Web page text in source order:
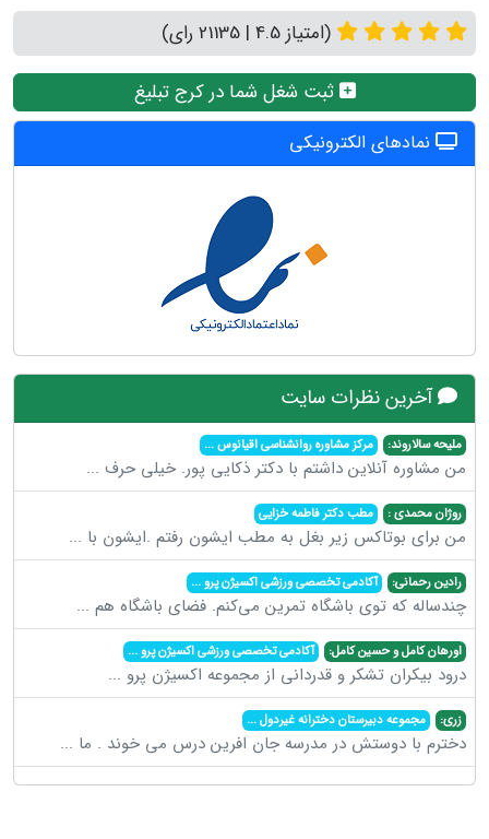
(امتیاز 4.5 | 21135 رای)
ثبت شغل شما در کرج تبلیغ
نمادهای الکترونیکی
آخرین نظرات سایت
ملیحه سالاروند: مرکز مشاوره روانشناسی اقیانوس...
من مشاوره آنلاین داشتم با دکتر ذکایی پور. خیلی حرف ...
روژان محمدی : مطب دکتر فاطمه خزایی
من برای بوتاکس زیر بغل به مطب ایشون رفتم .ایشون با ...
رادین رحمانی: آکادمی تخصصی ورزشی اکسیژن پرو...
چندساله که توی باشگاه تمرین می‌کنم. فضای باشگاه هم ...
اورهان کامل و حسین کامل: آکادمی تخصصی ورزشی اکسیژن پرو...
درود بیکران تشکر و قدردانی از مجموعه اکسیژن پرو ...
زری: مجموعه دبیرستان دخترانه غیردول...
دخترم با دوستش در مدرسه جان افرین درس می خوند . ما ...